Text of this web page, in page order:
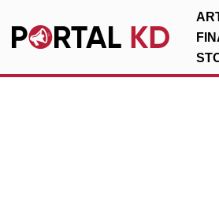
Pular